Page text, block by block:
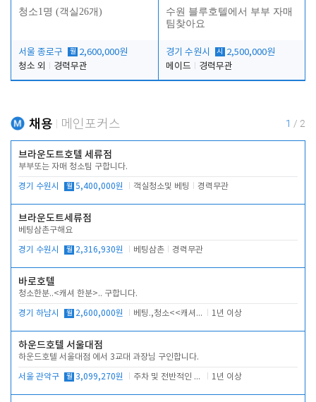
청소1명 (객실26개)
서울 종로구 월 2,600,000원
청소 외
경력무관
수원 블루호텔에서 부부 자매
팀찾아요
경기 수원시 시
2,500,000원
메이드
경력무관
채용 메인포커스 1 / 2
브라운도트호텔 세류점
부부또는 자매 청소팀 구합니다.
경기 수원시 월 5,400,000원 객실청소및 베팅 경력무관
브라운도트세류점
베팅삼촌구해요
경기 수원시 월 2,316,930원 베팅삼촌 경력무관
바로호텔
청소한분..<캐셔 한분>.. 구합니다.
경기 하남시 월 2,600,000원 베팅.,청소<<캐셔 모셔봅니다. 1년 이상
하운드호텔 서울대점
하운드호텔 서울대점 에서 3교대 과장님 구인합니다.
서울 관악구 월 3,099,270원 주차 및 전반적인 당번업무 1년 이상